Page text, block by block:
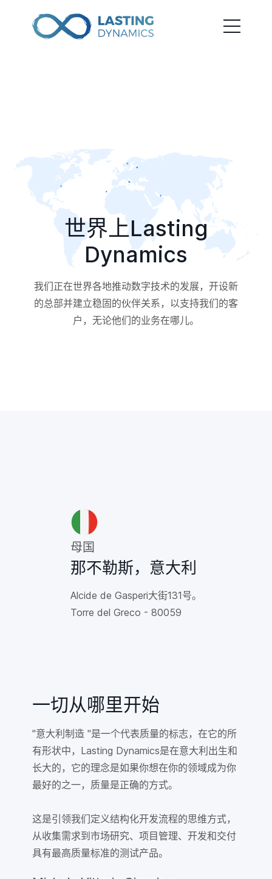
世界上Lasting
Dynamics
我们正在世界各地推动数字技术的发展，开设新
的总部并建立稳固的伙伴关系，以支持我们的客
户，无论他们的业务在哪儿。
母国
那不勒斯，意大利
Alcide de Gasperi大街131号。
Torre del Greco - 80059
一切从哪里开始
"意大利制造 "是一个代表质量的标志，在它的所
有形状中，Lasting Dynamics是在意大利出生和
长大的，它的理念是如果你想在你的领域成为你
最好的之一，质量是正确的方式。
这是引领我们定义结构化开发流程的思维方式，
从收集需求到市场研究、项目管理、开发和交付
具有最高质量标准的测试产品。